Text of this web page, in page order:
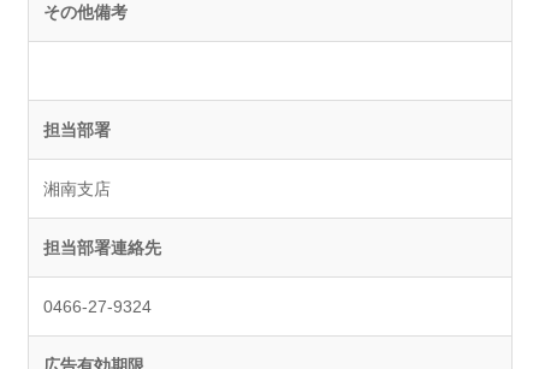
その他備考
担当部署
湘南支店
担当部署連絡先
0466-27-9324